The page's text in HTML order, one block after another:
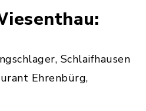
Schlaifhausen
Ehrenbürg,